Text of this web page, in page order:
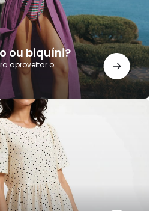
ou biquíni?
aproveitar o